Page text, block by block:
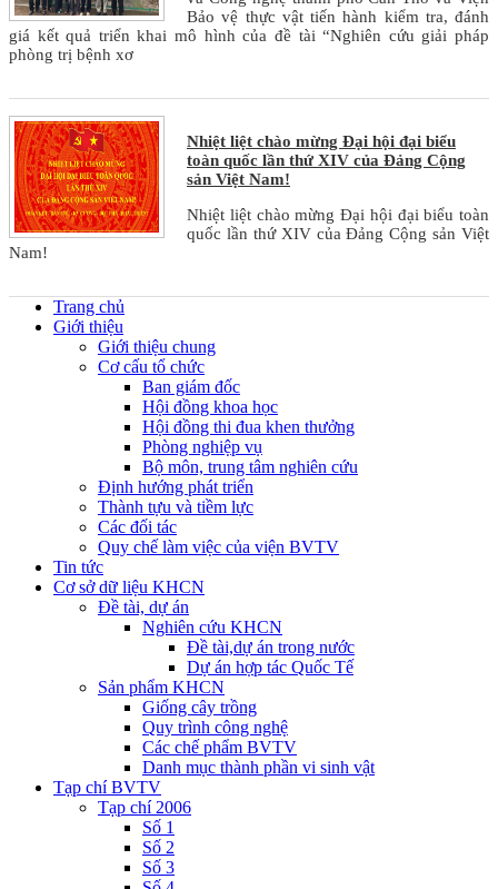
Bảo vệ thực vật tiến hành kiểm tra, đánh
giá kết quả triển khai mô hình của đề tài “Nghiên cứu giải pháp
phòng trị bệnh xơ
Nhiệt liệt chào mừng Đại hội đại biểu
toàn quốc lần thứ XIV của Đảng Cộng
sản Việt Nam!
Nhiệt liệt chào mừng Đại hội đại biểu toàn
quốc lần thứ XIV của Đảng Cộng sản Việt
Nam!
Trang chủ
Giới thiệu
Giới thiệu chung
Cơ cấu tổ chức
Ban giám đốc
Hội đồng khoa học
Hội đồng thi đua khen thưởng
Phòng nghiệp vụ
Bộ môn, trung tâm nghiên cứu
Định hướng phát triển
Thành tựu và tiềm lực
Các đối tác
Quy chế làm việc của viện BVTV
Tin tức
Cơ sở dữ liệu KHCN
Đề tài, dự án
Nghiên cứu KHCN
Đề tài,dự án trong nước
Dự án hợp tác Quốc Tế
Sản phẩm KHCN
Giống cây trồng
Quy trình công nghệ
Các chế phẩm BVTV
Danh mục thành phần vi sinh vật
Tạp chí BVTV
Tạp chí 2006
Số 1
Số 2
Số 3